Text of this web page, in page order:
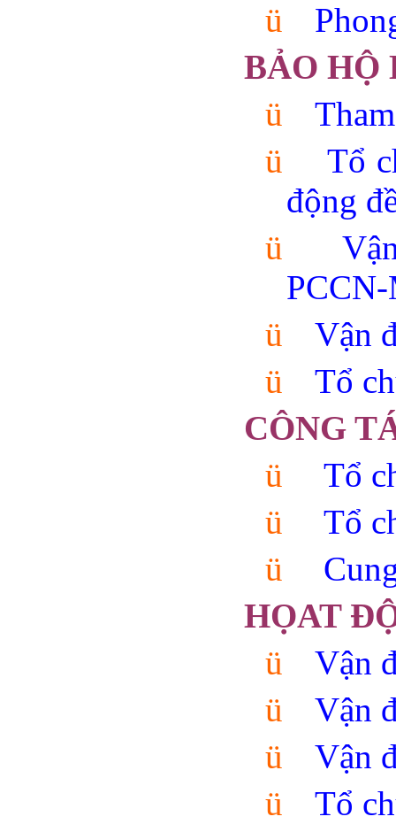
ü
BẢO HỘ
ü
ü
Tổ
động
ü
ü
Vận
ü
Tổ
CÔNG
ü
Tổ
ü
Tổ
ü
HỌAT
ü
Vận
ü
Vận
ü
Vận
ü
Tổ